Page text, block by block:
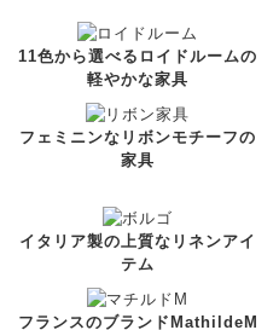
11色から選べるロイドルームの
軽やかな家具
フェミニンなリボンモチーフの
家具
イタリア製の上質なリネンアイ
テム
フランスのブランドMathildeM